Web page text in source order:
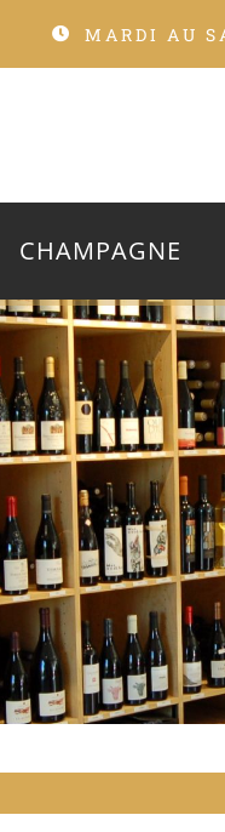
MARDI AU
CHAMPAGNE